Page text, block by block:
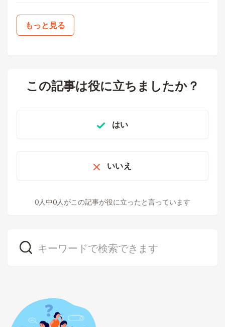
もっと見る
この記事は役に立ちましたか？
はい
いいえ
0人中0人がこの記事が役に立ったと言っています